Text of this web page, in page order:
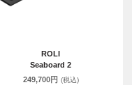
ROLI
Seaboard 2
249,700円 (税込)